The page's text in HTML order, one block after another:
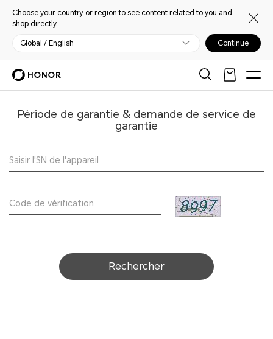
Choose your country or region to see content related to you and
shop directly.
Global / English Continue
Période de garantie & demande de service de
garantie
Rechercher